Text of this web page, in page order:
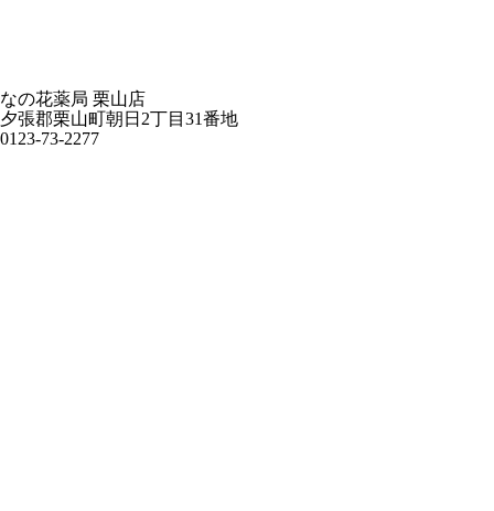
なの花薬局 栗山店
夕張郡栗山町朝日2丁目31番地
0123-73-2277